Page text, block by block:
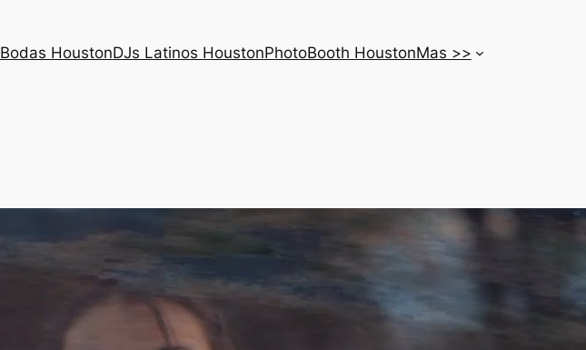
Bodas HoustonDJs Latinos HoustonPhotoBooth HoustonMas >>